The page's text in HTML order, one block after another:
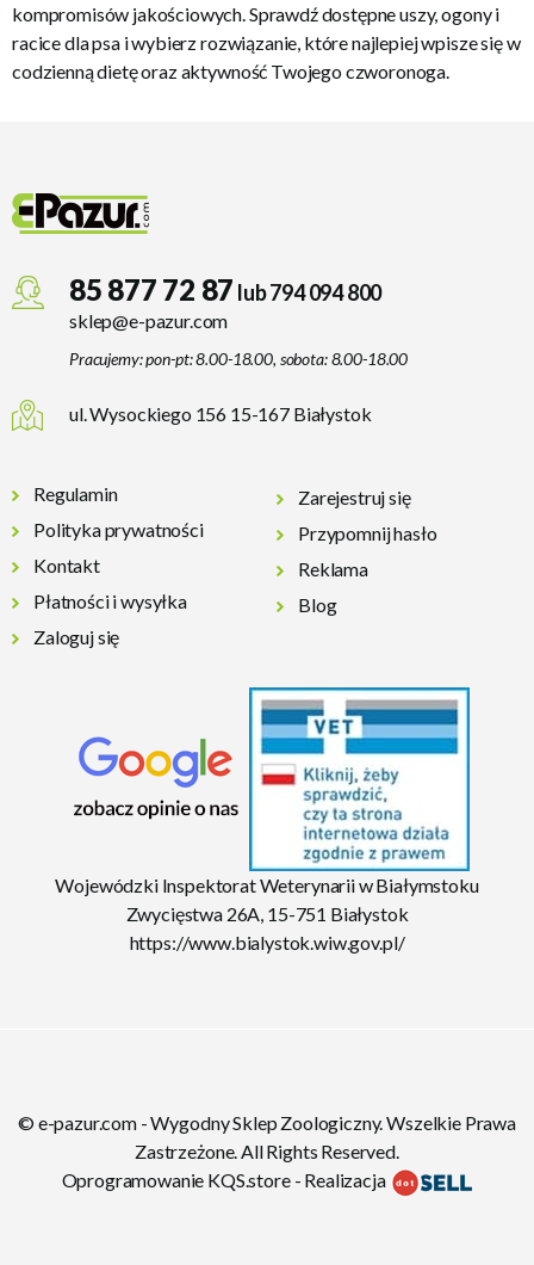
kompromisów jakościowych. Sprawdź dostępne uszy, ogony i
racice dla psa i wybierz rozwiązanie, które najlepiej wpisze się w
codzienną dietę oraz aktywność Twojego czworonoga.
85 877 72 87 lub 794 094 800
sklep@e-pazur.com
Pracujemy: pon-pt: 8.00-18.00, sobota: 8.00-18.00
ul. Wysockiego 156 15-167 Białystok
Regulamin
Polityka prywatności
Kontakt
Płatności i wysyłka
Zaloguj się
Zarejestruj się
Przypomnij hasło
Reklama
Blog
Wojewódzki Inspektorat Weterynarii w Białymstoku
Zwycięstwa 26A, 15-751 Białystok
https://www.bialystok.wiw.gov.pl/
© e-pazur.com - Wygodny Sklep Zoologiczny. Wszelkie Prawa
Zastrzeżone. All Rights Reserved.
Oprogramowanie KQS.store- Realizacja